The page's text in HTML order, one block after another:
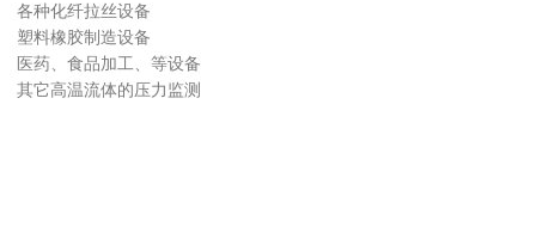
各种化纤拉丝设备
塑料橡胶制造设备
医药、食品加工、等设备
其它高温流体的压力监测